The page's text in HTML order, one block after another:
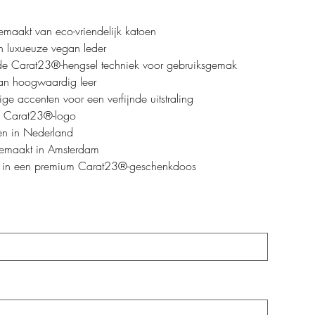
van eco-vriendelijk katoen
luxueuze vegan leder
Carat23®-hengsel techniek voor gebruiksgemak
hoogwaardig leer
accenten voor een verfijnde uitstraling
Carat23®-logo
in Nederland
in Amsterdam
een premium Carat23®-geschenkdoos